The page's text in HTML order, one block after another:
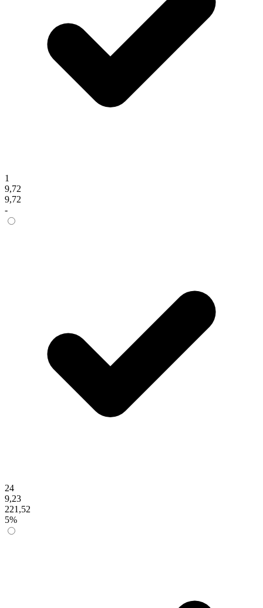
1
9,72
9,72
-
24
9,23
221,52
5%